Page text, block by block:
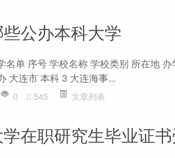
公办本科大学
名单 序号 学校名称 学校类别 所在地
大连市 本科 3 大连海事...
0 545 文章列表
在职研究生毕业证